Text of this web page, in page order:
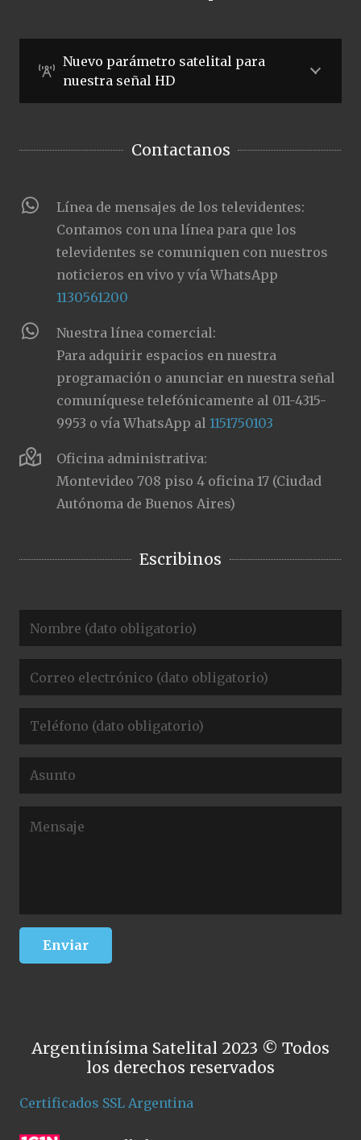
Nuevo parámetro satelital para
nuestra señal HD
Contactanos
Línea de mensajes de los televidentes:
Contamos con una línea para que los
televidentes se comuniquen con nuestros
noticieros en vivo y vía WhatsApp
1130561200
Nuestra línea comercial:
Para adquirir espacios en nuestra
programación o anunciar en nuestra señal
comuníquese telefónicamente al 011-4315-
9953 o vía WhatsApp al1151750103
Oficina administrativa:
Montevideo 708 piso 4 oficina 17 (Ciudad
Autónoma de Buenos Aires)
Escribinos
Argentinísima Satelital 2023 © Todos
los derechos reservados
Certificados SSL Argentina